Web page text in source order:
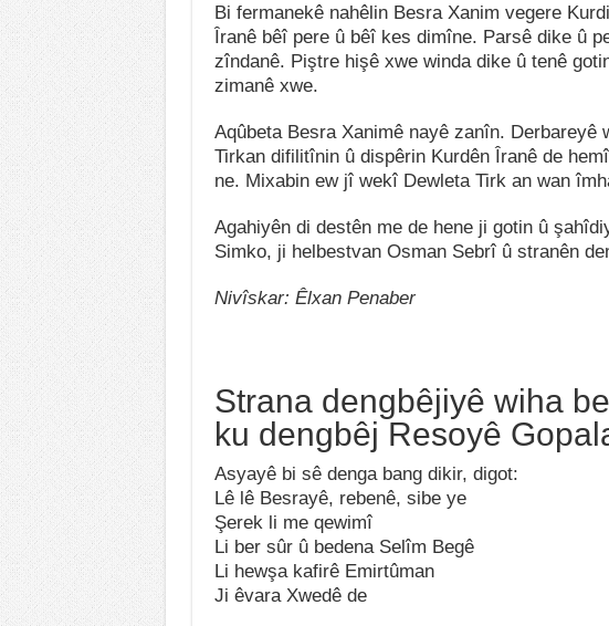
Bi fermanekê nahêlin Besra Xanim vegere
Îranê bêî pere û bêî kes dimîne. Parsê dike û
zîndanê. Piştre hişê xwe winda dike û tenê
zimanê xwe.
Aqûbeta Besra Xanimê nayê zanîn.
Tirkan difilitînin û dispêrin Kurdên Îranê de
ne. Mixabin ew jî wekî Dewleta Tirk an wan
Agahiyên di destên me de hene ji gotin û
Simko, ji helbestvan Osman Sebrî û stranên
Nivîskar: Êlxan Penaber
Strana dengbêjiyê wiha
ku dengbêj Resoyê
Asyayê bi sê denga bang dikir, digot:
Lê lê Besrayê, rebenê, sibe ye
Şerek li me qewimî
Li ber sûr û bedena Selîm Begê
Li hewşa kafirê Emirtûman
Ji êvara Xwedê de